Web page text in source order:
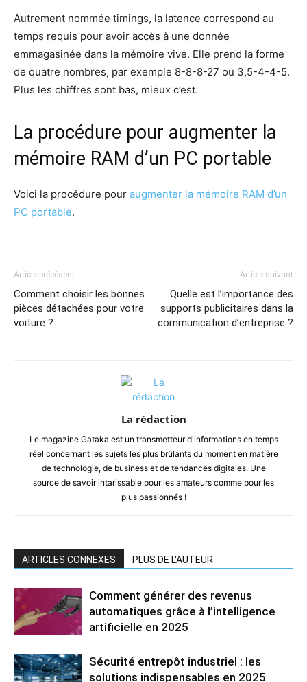
Autrement nommée timings, la latence correspond au
temps requis pour avoir accès à une donnée
emmagasinée dans la mémoire vive. Elle prend la forme
de quatre nombres, par exemple 8-8-8-27 ou 3,5-4-4-5.
Plus les chiffres sont bas, mieux c’est.
La procédure pour augmenter la
mémoire RAM d’un PC portable
Voici la procédure pour augmenter la mémoire RAM d’un
PC portable.
Article précédent
Comment choisir les bonnes
pièces détachées pour votre
voiture ?
Article suivant
Quelle est l’importance des
supports publicitaires dans la
communication d’entreprise ?
La rédaction
Le magazine Gataka est un transmetteur d'informations en temps
réel concernant les sujets les plus brûlants du moment en matière
de technologie, de business et de tendances digitales. Une
source de savoir intarissable pour les amateurs comme pour les
plus passionnés !
ARTICLES CONNEXES PLUS DE L'AUTEUR
Comment générer des revenus
automatiques grâce à l’intelligence
artificielle en 2025
Sécurité entrepôt industriel : les
solutions indispensables en 2025